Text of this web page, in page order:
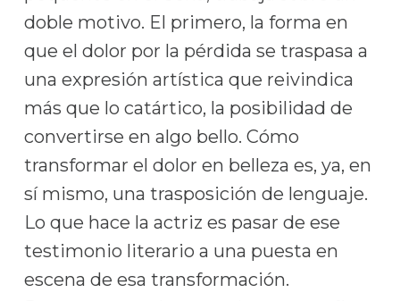
doble motivo. El primero, la forma en
que el dolor por la pérdida se traspasa a
una expresión artística que reivindica
más que lo catártico, la posibilidad de
convertirse en algo bello. Cómo
transformar el dolor en belleza es, ya, en
sí mismo, una trasposición de lenguaje.
Lo que hace la actriz es pasar de ese
testimonio literario a una puesta en
escena de esa transformación.